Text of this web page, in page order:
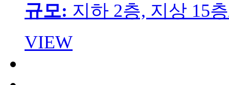
규모: 지하 2층, 지상 15
VIEW